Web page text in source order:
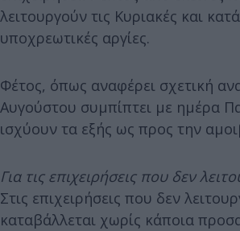
λειτουργούν τις Κυριακές και κατά
υποχρεωτικές αργίες.
Φέτος, όπως αναφέρει σχετική
Αυγούστου συμπίπτει με ημέρα
ισχύουν τα εξής ως προς την
Για τις επιχειρήσεις που δεν
Στις επιχειρήσεις που δεν
καταβάλλεται χωρίς κάποια